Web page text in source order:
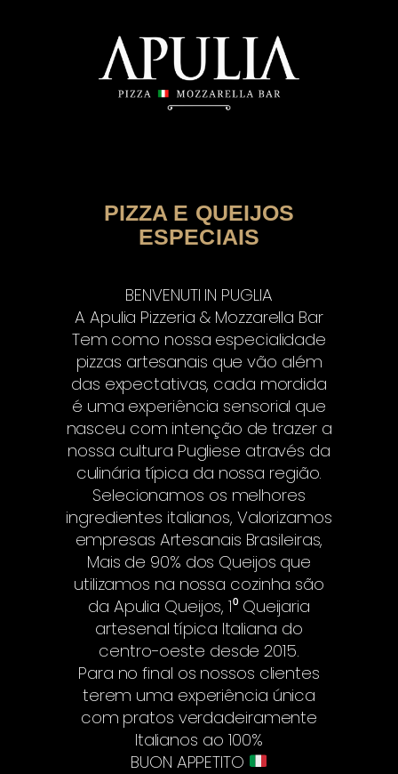
PIZZA E QUEIJOS
ESPECIAIS
BENVENUTI IN PUGLIA
A Apulia Pizzeria & Mozzarella Bar
Tem como nossa especialidade
pizzas artesanais que vão além
das expectativas, cada mordida
é uma experiência sensorial que
nasceu com intenção de trazer a
nossa cultura Pugliese através da
culinária típica da nossa região.
Selecionamos os melhores
ingredientes italianos, Valorizamos
empresas Artesanais Brasileiras,
Mais de 90% dos Queijos que
utilizamos na nossa cozinha são
da Apulia Queijos, 1⁰ Queijaria
artesenal típica Italiana do
centro-oeste desde 2015.
Para no final os nossos clientes
terem uma experiência única
com pratos verdadeiramente
Italianos ao 100%
BUON APPETITO